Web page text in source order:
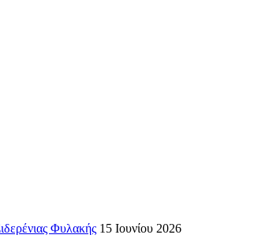
Φυλακής 15 Ιουνίου 2026